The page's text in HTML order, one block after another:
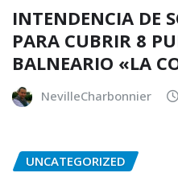
INTENDENCIA DE
PARA CUBRIR 8
BALNEARIO «LA
NevilleCharbonnier
UNCATEGORIZED